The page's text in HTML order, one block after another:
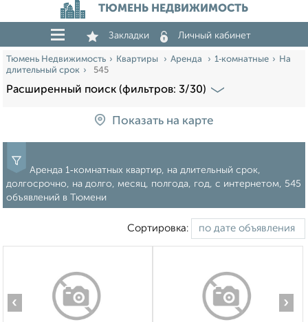
ТЮМЕНЬ НЕДВИЖИМОСТЬ
Закладки Личный кабинет
Тюмень Недвижимость Квартиры Аренда 1‑комнатные
На
длительный срок
545
Расширенный поиск (фильтров: 3/30)
Показать на карте
Аренда 1‑комнатных квартир, на длительный срок,
долгосрочно, на долго, месяц, полгода, год, с интернетом, 545
объявлений в Тюмени
Сортировка:
‹ ›